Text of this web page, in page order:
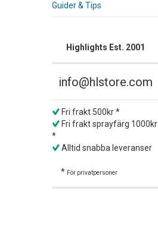
Guider & Tips
Highlights Est. 2001
info@hlstore.com
Fri frakt 500kr *
Fri frakt sprayfärg 1000kr
*
Alltid snabba leveranser
* För privatpersoner